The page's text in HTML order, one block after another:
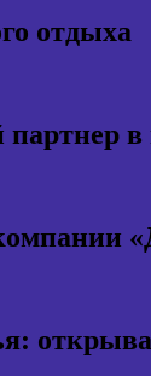
отдыха
в